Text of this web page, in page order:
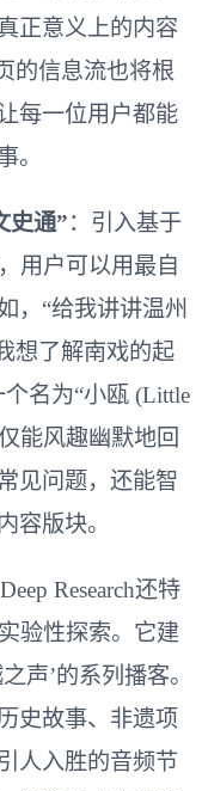
正意义上的内容
的信息流也将根
每一位用户都能
。
史通”：引入基于
用户可以用最自
，“给我讲讲温州
想了解南戏的起
名为“小瓯 (Little
能风趣幽默地回
见问题，还能智
容版块。
Research还特
验性探索。它建
声’的系列播客。
史故事、非遗项
人入胜的音频节